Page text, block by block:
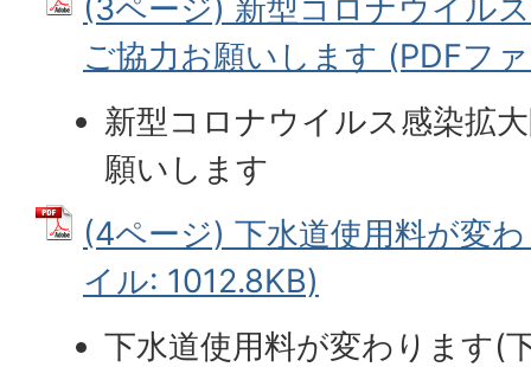
(3ページ) 新型コロナウイル
ご協力お願いします (PDFフ
新型コロナウイルス感染拡
願いします
(4ページ) 下水道使用料が変
イル: 1012.8KB)
下水道使用料が変わります(